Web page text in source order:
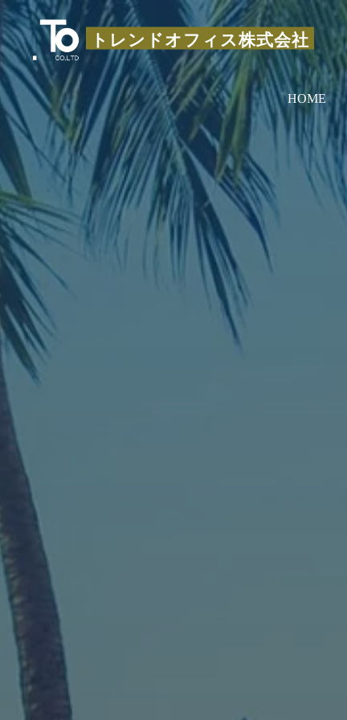
コ
ン
テ
ン
ツ
へ
キ
ッ
プ
トレンドオフィス株式会社
HOME